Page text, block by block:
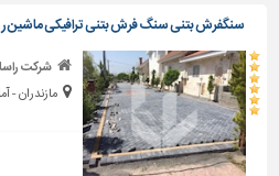
ساختمانی
پله،
نرده
و
حفاظ
سنگفرش بتنی سنگ فرش بتنی ترافیکی ماشین
شرکت
مازندران -